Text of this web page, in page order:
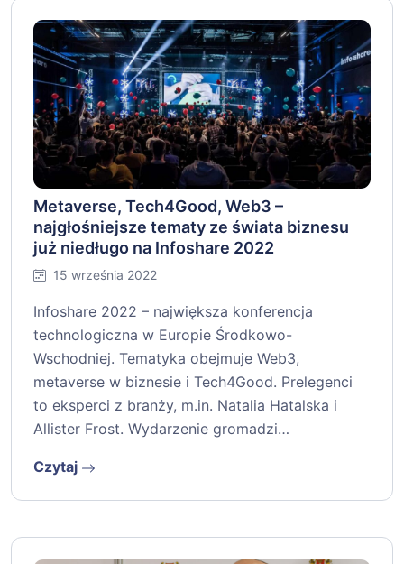
Metaverse, Tech4Good, Web3 –
najgłośniejsze tematy ze świata biznesu
już niedługo na Infoshare 2022
15 września 2022
Infoshare 2022 – największa konferencja
technologiczna w Europie Środkowo-
Wschodniej. Tematyka obejmuje Web3,
metaverse w biznesie i Tech4Good. Prelegenci
to eksperci z branży, m.in. Natalia Hatalska i
Allister Frost. Wydarzenie gromadzi…
Czytaj